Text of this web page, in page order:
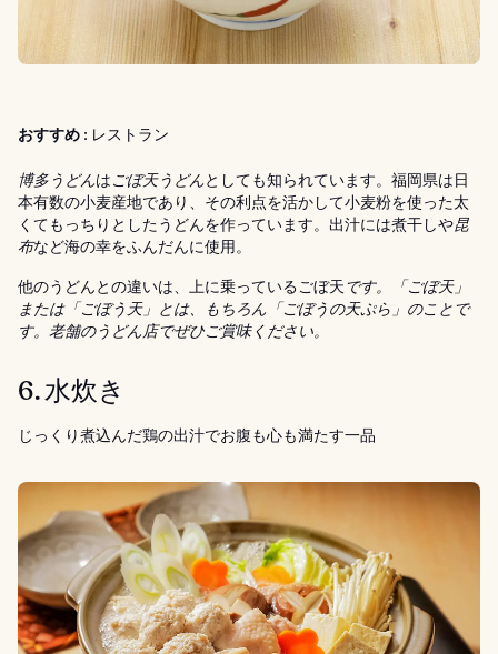
おすすめ : レストラン
博多うどんはごぼ天うどんとしても知られています。福岡県は日
本有数の小麦産地であり、その利点を活かして小麦粉を使った太
くてもっちりとしたうどんを作っています。出汁には煮干しや昆
布など海の幸をふんだんに使用。
他のうどんとの違いは、上に乗っているごぼ天です。「ごぼ天」
または「ごぼう天」とは、もちろん「ごぼうの天ぷら」のことで
す。老舗のうどん店でぜひご賞味ください。
6. 水炊き
じっくり煮込んだ鶏の出汁でお腹も心も満たす一品